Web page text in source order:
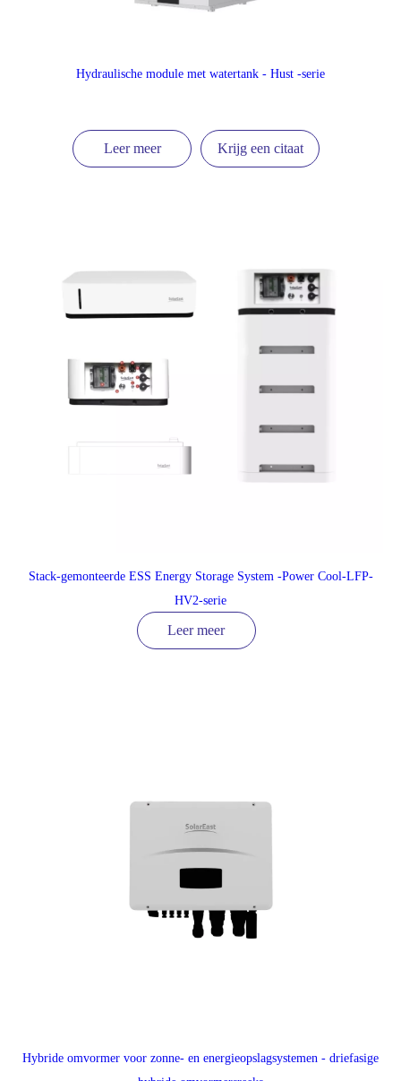
Hydraulische module met watertank - Hust -serie
Leer meer Krijg een citaat
Stack-gemonteerde ESS Energy Storage System -Power Cool-LFP-
HV2-serie
Leer meer
Hybride omvormer voor zonne- en energieopslagsystemen - driefasige